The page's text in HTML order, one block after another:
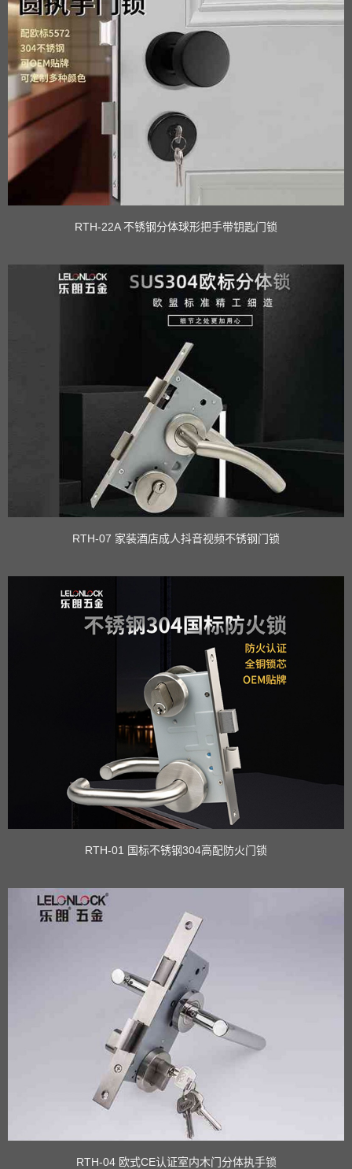
RTH-22A 不锈钢分体球形把手带钥匙门锁
RTH-07 家装酒店成人抖音视频不锈钢门锁
RTH-01 国标不锈钢304高配防火门锁
RTH-04 欧式CE认证室内木门分体执手锁